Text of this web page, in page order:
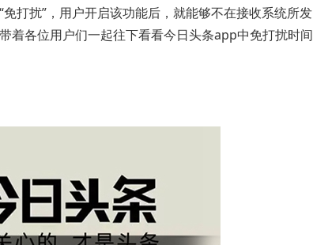
打扰”，用户开启该功能后，就能够不在接收系统所发
着各位用户们一起往下看看今日头条app中免打扰时间